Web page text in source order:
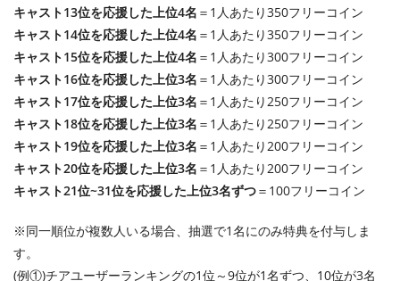
キャスト13位を応援した上位4名 ＝1人あたり350フリーコイン
キャスト14位を応援した上位4名 ＝1人あたり350フリーコイン
キャスト15位を応援した上位4名 ＝1人あたり300フリーコイン
キャスト16位を応援した上位3名 ＝1人あたり300フリーコイン
キャスト17位を応援した上位3名 ＝1人あたり250フリーコイン
キャスト18位を応援した上位3名 ＝1人あたり250フリーコイン
キャスト19位を応援した上位3名 ＝1人あたり200フリーコイン
キャスト20位を応援した上位3名 ＝1人あたり200フリーコイン
キャスト21位~31位を応援した上位3名ずつ＝100フリーコイン
※同一順位が複数人いる場合、抽選で1名にのみ特典を付与しま
す。
(例①)チアユーザーランキングの1位～9位が1名ずつ、10位が3名